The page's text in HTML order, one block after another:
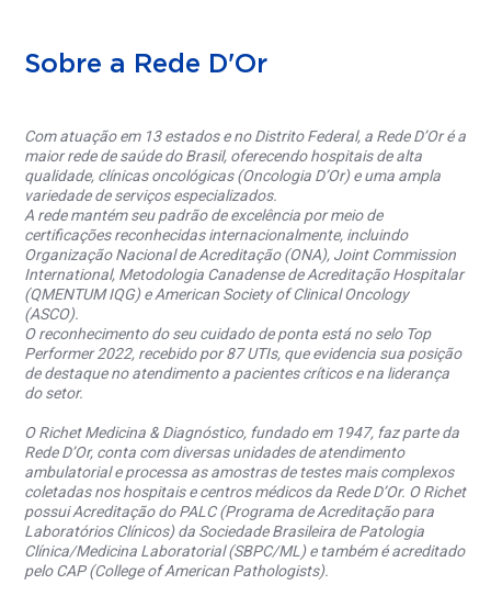
Sobre a Rede D'Or
Com atuação em 13 estados e no Distrito Federal, a Rede D’Or é a
maior rede de saúde do Brasil, oferecendo hospitais de alta
qualidade, clínicas oncológicas (Oncologia D’Or) e uma ampla
variedade de serviços especializados.
A rede mantém seu padrão de excelência por meio de
certificações reconhecidas internacionalmente, incluindo
Organização Nacional de Acreditação (ONA), Joint Commission
International, Metodologia Canadense de Acreditação Hospitalar
(QMENTUM IQG) e American Society of Clinical Oncology
(ASCO).
O reconhecimento do seu cuidado de ponta está no selo Top
Performer 2022, recebido por 87 UTIs, que evidencia sua posição
de destaque no atendimento a pacientes críticos e na liderança
do setor.
O Richet Medicina & Diagnóstico, fundado em 1947, faz parte da
Rede D’Or, conta com diversas unidades de atendimento
ambulatorial e processa as amostras de testes mais complexos
coletadas nos hospitais e centros médicos da Rede D’Or. O Richet
possui Acreditação do PALC (Programa de Acreditação para
Laboratórios Clínicos) da Sociedade Brasileira de Patologia
Clínica/Medicina Laboratorial (SBPC/ML) e também é acreditado
pelo CAP (College of American Pathologists).